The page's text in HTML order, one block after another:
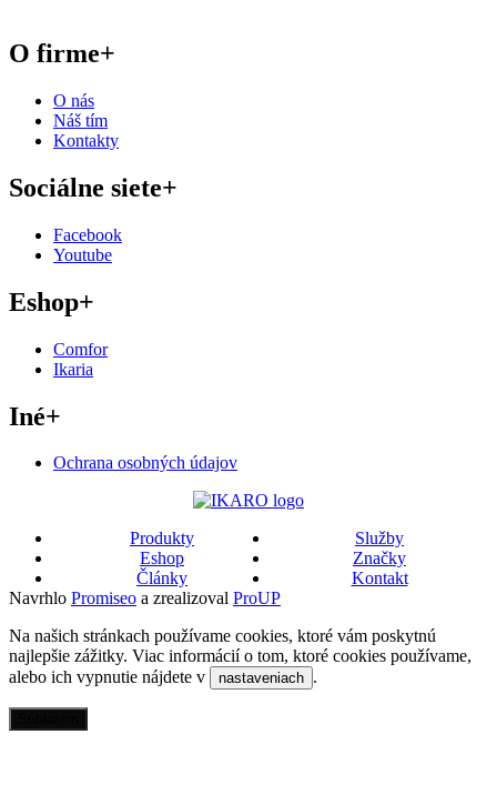
O firme+
O nás
Náš tím
Kontakty
Sociálne siete+
Facebook
Youtube
Eshop+
Comfor
Ikaria
Iné+
Ochrana osobných údajov
Produkty
Služby
Eshop
Značky
Články
Kontakt
Navrhlo Promiseo a zrealizoval ProUP
Na našich stránkach používame cookies, ktoré vám poskytnú
najlepšie zážitky. Viac informácií o tom, ktoré cookies používame,
alebo ich vypnutie nájdete v
nastaveniach .